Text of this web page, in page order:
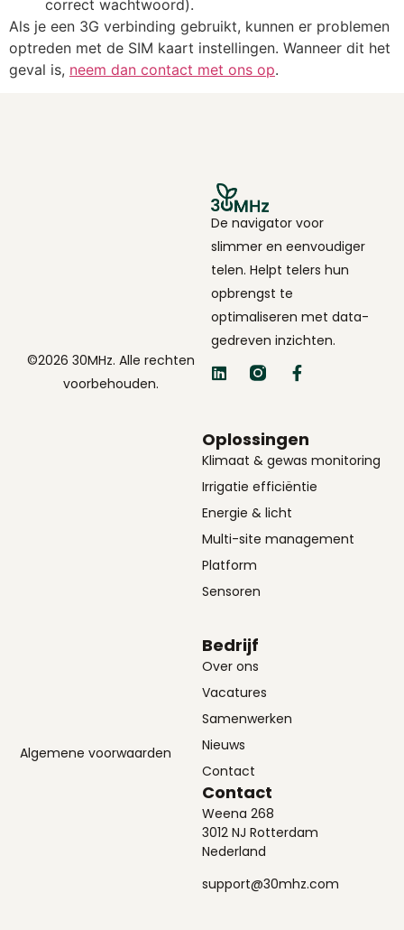
correct wachtwoord).
Als je een 3G verbinding gebruikt, kunnen er problemen
optreden met de SIM kaart instellingen. Wanneer dit het
geval is, neem dan contact met ons op.
De navigator voor
slimmer en eenvoudiger
telen. Helpt telers hun
opbrengst te
optimaliseren met data-
gedreven inzichten.
Oplossingen
Klimaat & gewas monitoring
Irrigatie efficiëntie
Energie & licht
Multi-site management
Platform
Sensoren
Bedrijf
Over ons
Vacatures
Samenwerken
Nieuws
Contact
Contact
Weena 268
3012 NJ Rotterdam
Nederland
support@30mhz.com
©2026 30MHz. Alle rechten
voorbehouden.
Algemene voorwaarden